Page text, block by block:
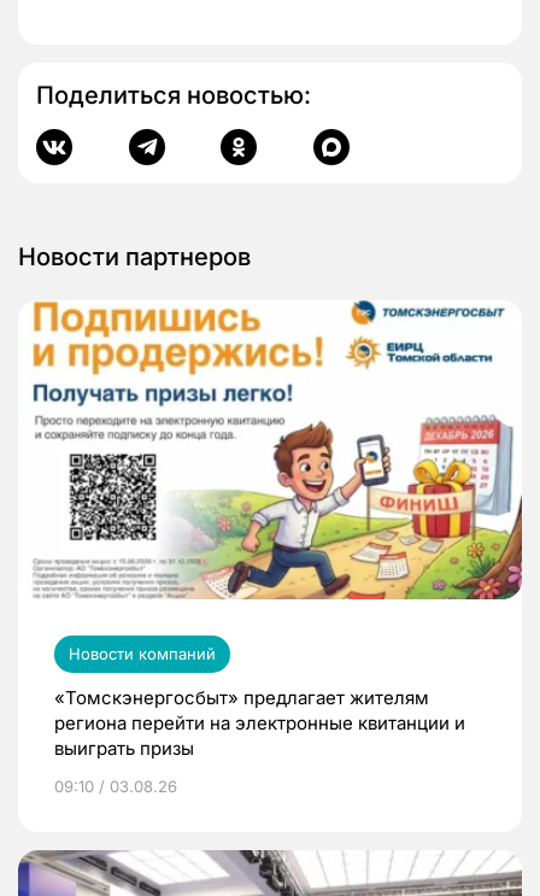
Поделиться новостью:
Новости партнеров
Новости компаний
«Томскэнергосбыт» предлагает жителям
региона перейти на электронные квитанции и
выиграть призы
09:10 / 03.08.26